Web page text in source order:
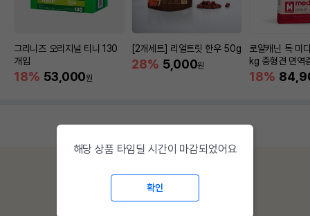
그리니즈 오리지널 티니 130
개입
18% 53,000원
[2개세트] 리얼트릿 한우 50g
28% 5,000원
로얄캐닌 독 미
kg 중형견 면역
18%
해당 상품 타임딜 시간이 마감되었어요
확인